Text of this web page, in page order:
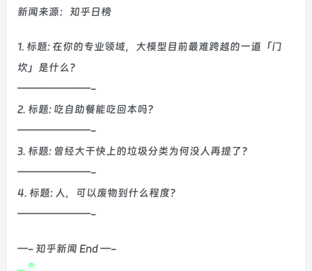
新闻来源：知乎日榜
1. 标题: 在你的专业领域，大模型目前最难跨越的一道「门
坎」是什么？
———————-
2. 标题: 吃自助餐能吃回本吗？
———————-
3. 标题: 曾经大干快上的垃圾分类为何没人再提了？
———————-
4. 标题: 人，可以废物到什么程度？
———————-
—- 知乎新闻 End —-